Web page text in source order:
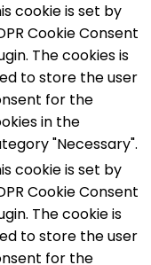
cookie is set by
Cookie Consent
The cookies is
to store the user
for the
in the
"Necessary".
cookie is set by
Cookie Consent
The cookie is
to store the user
for the